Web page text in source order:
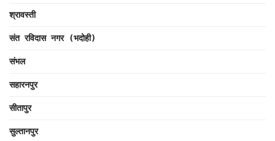
श्रावस्ती
संत रविदास नगर (भदोही)
संभल
सहारनपुर
सीतापुर
सुल्तानपुर